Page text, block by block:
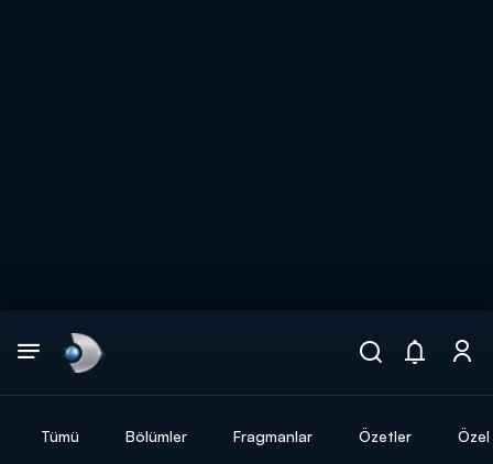
Tümü Bölümler Fragmanlar Özetler